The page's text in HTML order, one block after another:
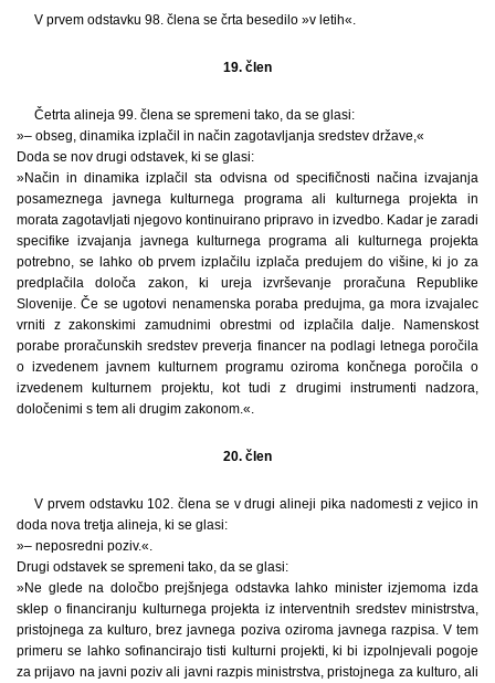
V prvem odstavku 98. člena se črta besedilo »v letih«.
19. člen
Četrta alineja 99. člena se spremeni tako, da se glasi:
»– obseg, dinamika izplačil in način zagotavljanja sredstev države,«
Doda se nov drugi odstavek, ki se glasi:
»Način in dinamika izplačil sta odvisna od specifičnosti načina izvajanja
posameznega javnega kulturnega programa ali kulturnega projekta in
morata zagotavljati njegovo kontinuirano pripravo in izvedbo. Kadar je zaradi
specifike izvajanja javnega kulturnega programa ali kulturnega projekta
potrebno, se lahko ob prvem izplačilu izplača predujem do višine, ki jo za
predplačila določa zakon, ki ureja izvrševanje proračuna Republike
Slovenije. Če se ugotovi nenamenska poraba predujma, ga mora izvajalec
vrniti z zakonskimi zamudnimi obrestmi od izplačila dalje. Namenskost
porabe proračunskih sredstev preverja financer na podlagi letnega poročila
o izvedenem javnem kulturnem programu oziroma končnega poročila o
izvedenem kulturnem projektu, kot tudi z drugimi instrumenti nadzora,
določenimi s tem ali drugim zakonom.«.
20. člen
V prvem odstavku 102. člena se v drugi alineji pika nadomesti z vejico in
doda nova tretja alineja, ki se glasi:
»– neposredni poziv.«.
Drugi odstavek se spremeni tako, da se glasi:
»Ne glede na določbo prejšnjega odstavka lahko minister izjemoma izda
sklep o financiranju kulturnega projekta iz interventnih sredstev ministrstva,
pristojnega za kulturo, brez javnega poziva oziroma javnega razpisa. V tem
primeru se lahko sofinancirajo tisti kulturni projekti, ki bi izpolnjevali pogoje
za prijavo na javni poziv ali javni razpis ministrstva, pristojnega za kulturo, ali